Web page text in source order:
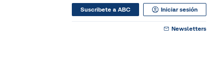
Suscribete a ABC Iniciar sesión
Newsletters